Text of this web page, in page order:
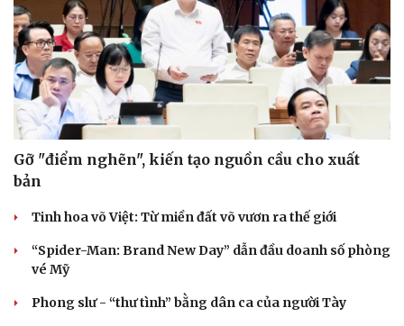
Gỡ "điểm nghẽn", kiến tạo nguồn cầu cho xuất
bản
Tinh hoa võ Việt: Từ miền đất võ vươn ra thế giới
“Spider-Man: Brand New Day” dẫn đầu doanh số phòng
vé Mỹ
Phong slư - “thư tình” bằng dân ca của người Tày